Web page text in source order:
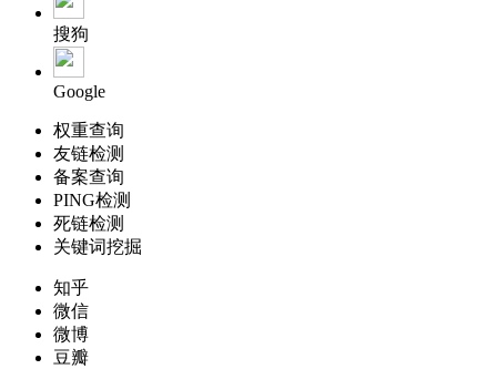
搜狗
Google
权重查询
友链检测
备案查询
PING检测
死链检测
关键词挖掘
知乎
微信
微博
豆瓣